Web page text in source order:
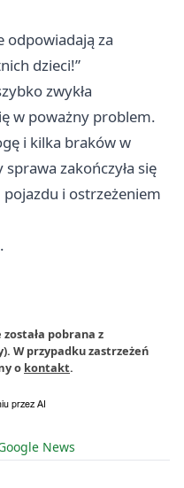
odpowiadają za
dzieci!”
zwykła
w poważny problem.
i kilka braków w
zakończyła się
i ostrzeżeniem
.
pobrana z
W przypadku zastrzeżeń
o kontakt.
News